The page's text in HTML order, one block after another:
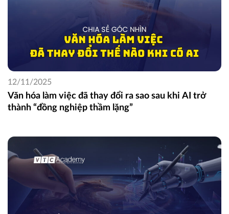
Văn hóa làm việc đã thay đổi ra sao sau khi AI trở
thành “đồng nghiệp thầm lặng”
12/11/2025